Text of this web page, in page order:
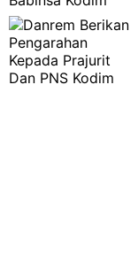
19 Klaten –Koramil